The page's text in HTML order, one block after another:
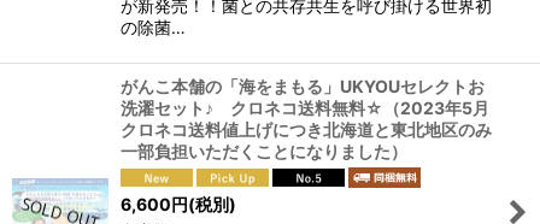
が新発売！！菌との共存共生を呼び掛ける世界初
の除菌…
がんこ本舗の「海をまもる」UKYOUセレクトお
洗濯セット♪ クロネコ送料無料☆（2023年5月
クロネコ送料値上げにつき北海道と東北地区のみ
一部負担いただくことになりました）
6,600 円(税別)